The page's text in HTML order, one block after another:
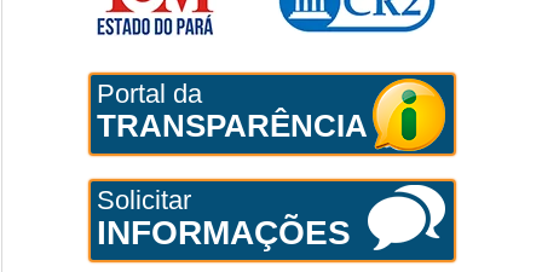
Portal da
TRANSPARÊNCIA
Solicitar
INFORMAÇÕES